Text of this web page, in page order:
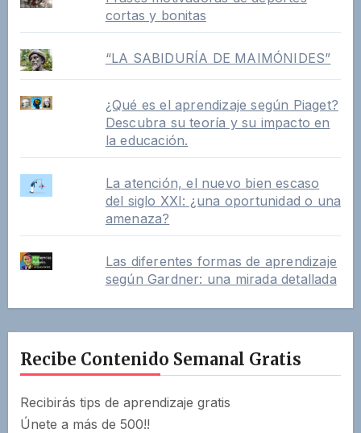
cortas y bonitas
“LA SABIDURÍA DE MAIMÓNIDES”
¿Qué es el aprendizaje según Piaget?
Descubra su teoría y su impacto en
la educación.
La atención, el nuevo bien escaso
del siglo XXI: ¿una oportunidad o una
amenaza?
Las diferentes formas de aprendizaje
según Gardner: una mirada detallada
Recibe Contenido Semanal Gratis
Recibirás tips de aprendizaje gratis
Únete a más de 500!!